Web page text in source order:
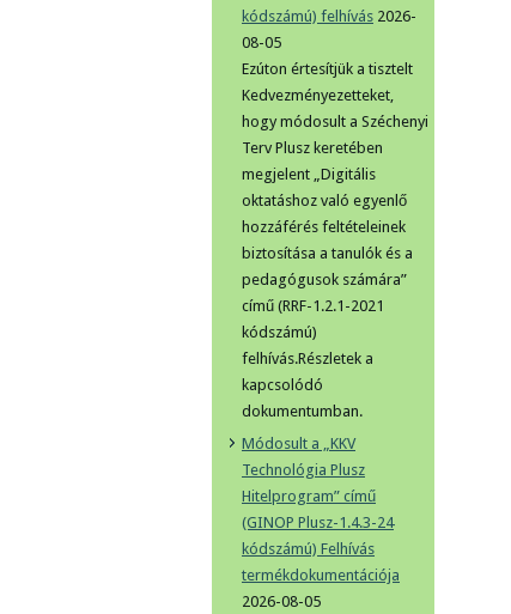
kódszámú) felhívás 2026-
08-05
Ezúton értesítjük a tisztelt
Kedvezményezetteket,
hogy módosult a Széchenyi
Terv Plusz keretében
megjelent „Digitális
oktatáshoz való egyenlő
hozzáférés feltételeinek
biztosítása a tanulók és a
pedagógusok számára”
című (RRF-1.2.1-2021
kódszámú)
felhívás.Részletek a
kapcsolódó
dokumentumban.
Módosult a „KKV
Technológia Plusz
Hitelprogram” című
(GINOP Plusz-1.4.3-24
kódszámú) Felhívás
termékdokumentációja
2026-08-05